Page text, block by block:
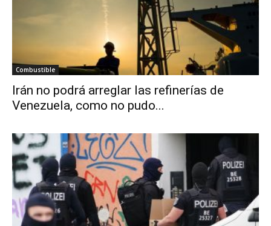
Combustible
Irán no podrá arreglar las refinerías de
Venezuela, como no pudo...